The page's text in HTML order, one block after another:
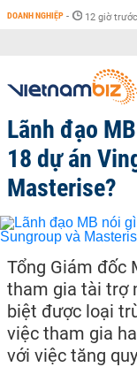
DOANH NGHIỆP - 12 giờ trước
Lãnh đạo
18 dự án
Masterise?
Tổng Giám đốc
tham gia tài trợ
biệt được loại
việc tham gia
với việc tăng